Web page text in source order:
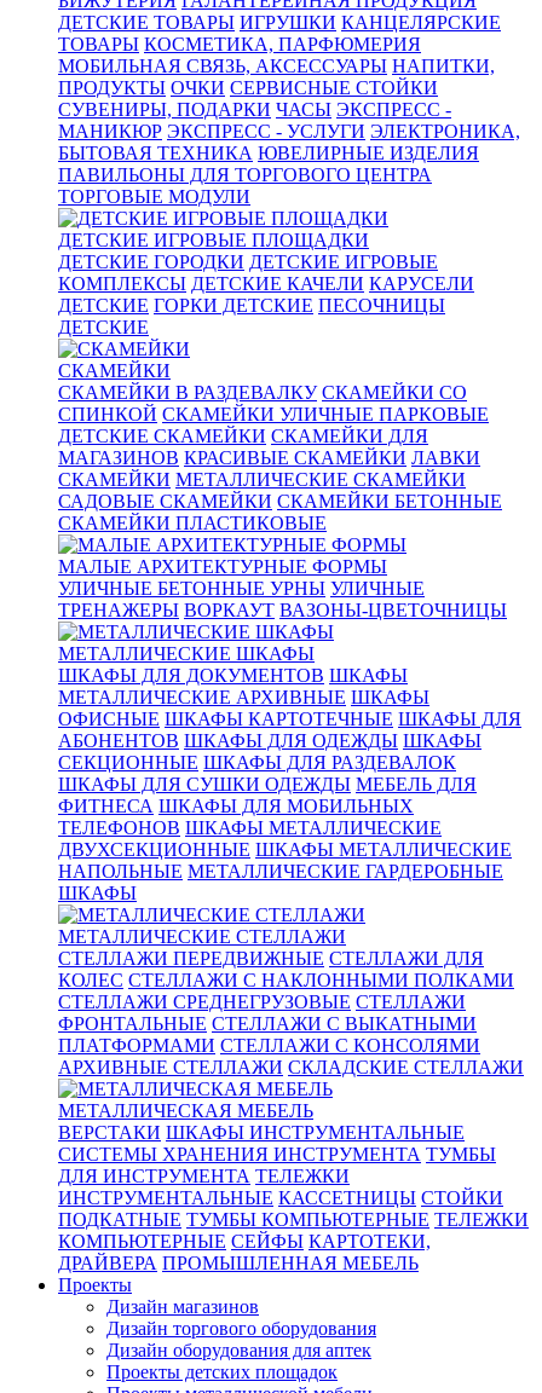
ДЕТСКИЕ ТОВАРЫ ИГРУШКИ КАНЦЕЛЯРСКИЕ
ТОВАРЫ КОСМЕТИКА, ПАРФЮМЕРИЯ
МОБИЛЬНАЯ СВЯЗЬ, АКСЕССУАРЫ НАПИТКИ,
ПРОДУКТЫ ОЧКИ СЕРВИСНЫЕ СТОЙКИ
СУВЕНИРЫ, ПОДАРКИ ЧАСЫ ЭКСПРЕСС -
МАНИКЮР ЭКСПРЕСС - УСЛУГИ ЭЛЕКТРОНИКА,
БЫТОВАЯ ТЕХНИКА ЮВЕЛИРНЫЕ ИЗДЕЛИЯ
ПАВИЛЬОНЫ ДЛЯ ТОРГОВОГО ЦЕНТРА
ТОРГОВЫЕ МОДУЛИ
ДЕТСКИЕ ИГРОВЫЕ ПЛОЩАДКИ
ДЕТСКИЕ ГОРОДКИ ДЕТСКИЕ ИГРОВЫЕ
КОМПЛЕКСЫ ДЕТСКИЕ КАЧЕЛИ КАРУСЕЛИ
ДЕТСКИЕ ГОРКИ ДЕТСКИЕ ПЕСОЧНИЦЫ
ДЕТСКИЕ
СКАМЕЙКИ
СКАМЕЙКИ В РАЗДЕВАЛКУ СКАМЕЙКИ СО
СПИНКОЙ СКАМЕЙКИ УЛИЧНЫЕ ПАРКОВЫЕ
ДЕТСКИЕ СКАМЕЙКИ СКАМЕЙКИ ДЛЯ
МАГАЗИНОВ КРАСИВЫЕ СКАМЕЙКИ ЛАВКИ
СКАМЕЙКИ МЕТАЛЛИЧЕСКИЕ СКАМЕЙКИ
САДОВЫЕ СКАМЕЙКИ СКАМЕЙКИ БЕТОННЫЕ
СКАМЕЙКИ ПЛАСТИКОВЫЕ
МАЛЫЕ АРХИТЕКТУРНЫЕ ФОРМЫ
УЛИЧНЫЕ БЕТОННЫЕ УРНЫ УЛИЧНЫЕ
ТРЕНАЖЕРЫ ВОРКАУТ ВАЗОНЫ-ЦВЕТОЧНИЦЫ
МЕТАЛЛИЧЕСКИЕ ШКАФЫ
ШКАФЫ ДЛЯ ДОКУМЕНТОВ ШКАФЫ
МЕТАЛЛИЧЕСКИЕ АРХИВНЫЕ ШКАФЫ
ОФИСНЫЕ ШКАФЫ КАРТОТЕЧНЫЕ ШКАФЫ ДЛЯ
АБОНЕНТОВ ШКАФЫ ДЛЯ ОДЕЖДЫ ШКАФЫ
СЕКЦИОННЫЕ ШКАФЫ ДЛЯ РАЗДЕВАЛОК
ШКАФЫ ДЛЯ СУШКИ ОДЕЖДЫ МЕБЕЛЬ ДЛЯ
ФИТНЕСА ШКАФЫ ДЛЯ МОБИЛЬНЫХ
ТЕЛЕФОНОВ ШКАФЫ МЕТАЛЛИЧЕСКИЕ
ДВУХСЕКЦИОННЫЕ ШКАФЫ МЕТАЛЛИЧЕСКИЕ
НАПОЛЬНЫЕ МЕТАЛЛИЧЕСКИЕ ГАРДЕРОБНЫЕ
ШКАФЫ
МЕТАЛЛИЧЕСКИЕ СТЕЛЛАЖИ
СТЕЛЛАЖИ ПЕРЕДВИЖНЫЕ СТЕЛЛАЖИ ДЛЯ
КОЛЕС СТЕЛЛАЖИ С НАКЛОННЫМИ ПОЛКАМИ
СТЕЛЛАЖИ СРЕДНЕГРУЗОВЫЕ СТЕЛЛАЖИ
ФРОНТАЛЬНЫЕ СТЕЛЛАЖИ С ВЫКАТНЫМИ
ПЛАТФОРМАМИ СТЕЛЛАЖИ С КОНСОЛЯМИ
АРХИВНЫЕ СТЕЛЛАЖИ СКЛАДСКИЕ СТЕЛЛАЖИ
МЕТАЛЛИЧЕСКАЯ МЕБЕЛЬ
ВЕРСТАКИ ШКАФЫ ИНСТРУМЕНТАЛЬНЫЕ
СИСТЕМЫ ХРАНЕНИЯ ИНСТРУМЕНТА ТУМБЫ
ДЛЯ ИНСТРУМЕНТА ТЕЛЕЖКИ
ИНСТРУМЕНТАЛЬНЫЕ КАССЕТНИЦЫ СТОЙКИ
ПОДКАТНЫЕ ТУМБЫ КОМПЬЮТЕРНЫЕ ТЕЛЕЖКИ
КОМПЬЮТЕРНЫЕ СЕЙФЫ КАРТОТЕКИ,
ДРАЙВЕРА ПРОМЫШЛЕННАЯ МЕБЕЛЬ
Проекты
Дизайн магазинов
Дизайн торгового оборудования
Дизайн оборудования для аптек
Проекты детских площадок